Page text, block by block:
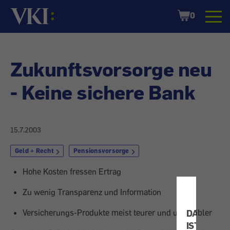
IST
Startseite
Shopping
Cart
0
Zukunftsvorsorge neu
- Keine sichere Bank
15.7.2003
Geld + Recht Pensionsvorsorge
Hohe Kosten fressen Ertrag
Zu wenig Transparenz und Information
Versicherungs-Produkte meist teurer und unflexibler